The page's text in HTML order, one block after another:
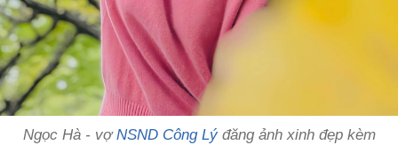
Ngọc Hà - vợNSND Công Lýđăng ảnh xinh đẹp kèm